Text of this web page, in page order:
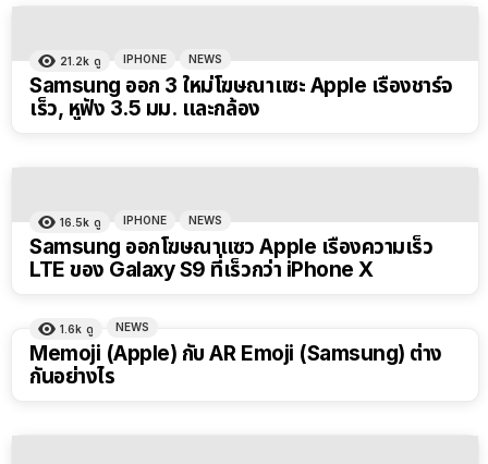
21.2k ดู IPHONE NEWS
Samsung ออก 3 ใหม่โฆษณาแซะ Apple เรื่องชาร์จ
เร็ว, หูฟัง 3.5 มม. และกล้อง
16.5k ดู IPHONE NEWS
Samsung ออกโฆษณาแซว Apple เรื่องความเร็ว
LTE ของ Galaxy S9 ที่เร็วกว่า iPhone X
1.6k ดู NEWS
Memoji (Apple) กับ AR Emoji (Samsung) ต่าง
กันอย่างไร